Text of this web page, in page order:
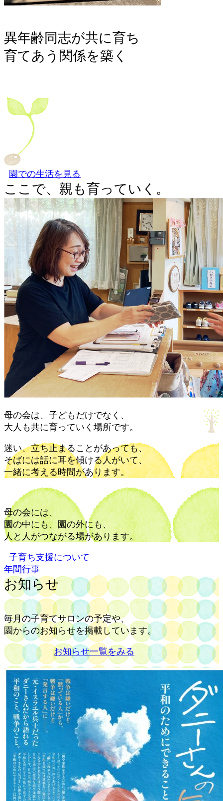
異年齢同志が共に育ち
育てあう関係を築く
園での生活を見る
ここで、親も育っていく。
母の会は、子どもだけでなく、
大人も共に育っていく場所です。
迷い、立ち止まることがあっても、
そばには話に耳を傾ける人がいて、
一緒に考える時間があります。
母の会には、
園の中にも、園の外にも、
人と人がつながる場があります。
子育ち支援について
年間行事
お知らせ
毎月の子育てサロンの予定や、
園からのお知らせを掲載しています。
お知らせ一覧をみる